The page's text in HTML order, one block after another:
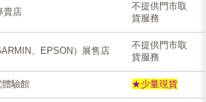
賣店
不提供門市取
貨服務
、EPSON）展售店
不提供門市取
貨服務
體驗館 ★少量現貨